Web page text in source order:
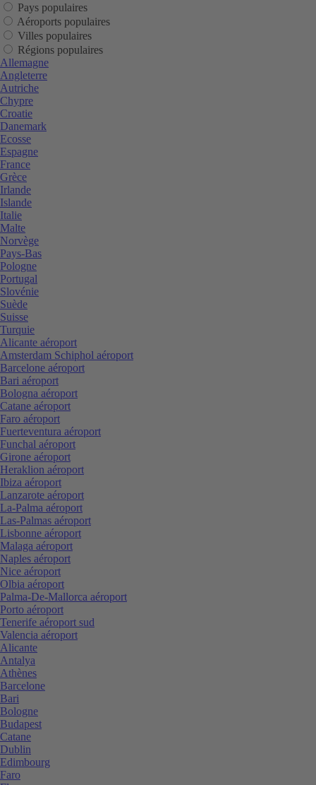
Pays populaires
Aéroports populaires
Villes populaires
Régions populaires
Allemagne
Angleterre
Autriche
Chypre
Croatie
Danemark
Ecosse
Espagne
France
Grèce
Irlande
Islande
Italie
Malte
Norvège
Pays-Bas
Pologne
Portugal
Slovénie
Suède
Suisse
Turquie
Alicante aéroport
Amsterdam Schiphol aéroport
Barcelone aéroport
Bari aéroport
Bologna aéroport
Catane aéroport
Faro aéroport
Fuerteventura aéroport
Funchal aéroport
Girone aéroport
Heraklion aéroport
Ibiza aéroport
Lanzarote aéroport
La-Palma aéroport
Las-Palmas aéroport
Lisbonne aéroport
Malaga aéroport
Naples aéroport
Nice aéroport
Olbia aéroport
Palma-De-Mallorca aéroport
Porto aéroport
Tenerife aéroport sud
Valencia aéroport
Alicante
Antalya
Athènes
Barcelone
Bari
Bologne
Budapest
Catane
Dublin
Edimbourg
Faro